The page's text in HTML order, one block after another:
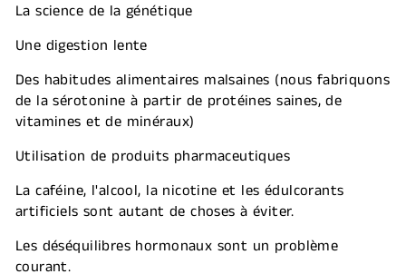
La science de la génétique
Une digestion lente
Des habitudes alimentaires malsaines (nous fabriquons
de la sérotonine à partir de protéines saines, de
vitamines et de minéraux)
Utilisation de produits pharmaceutiques
La caféine, l'alcool, la nicotine et les édulcorants
artificiels sont autant de choses à éviter.
Les déséquilibres hormonaux sont un problème
courant.